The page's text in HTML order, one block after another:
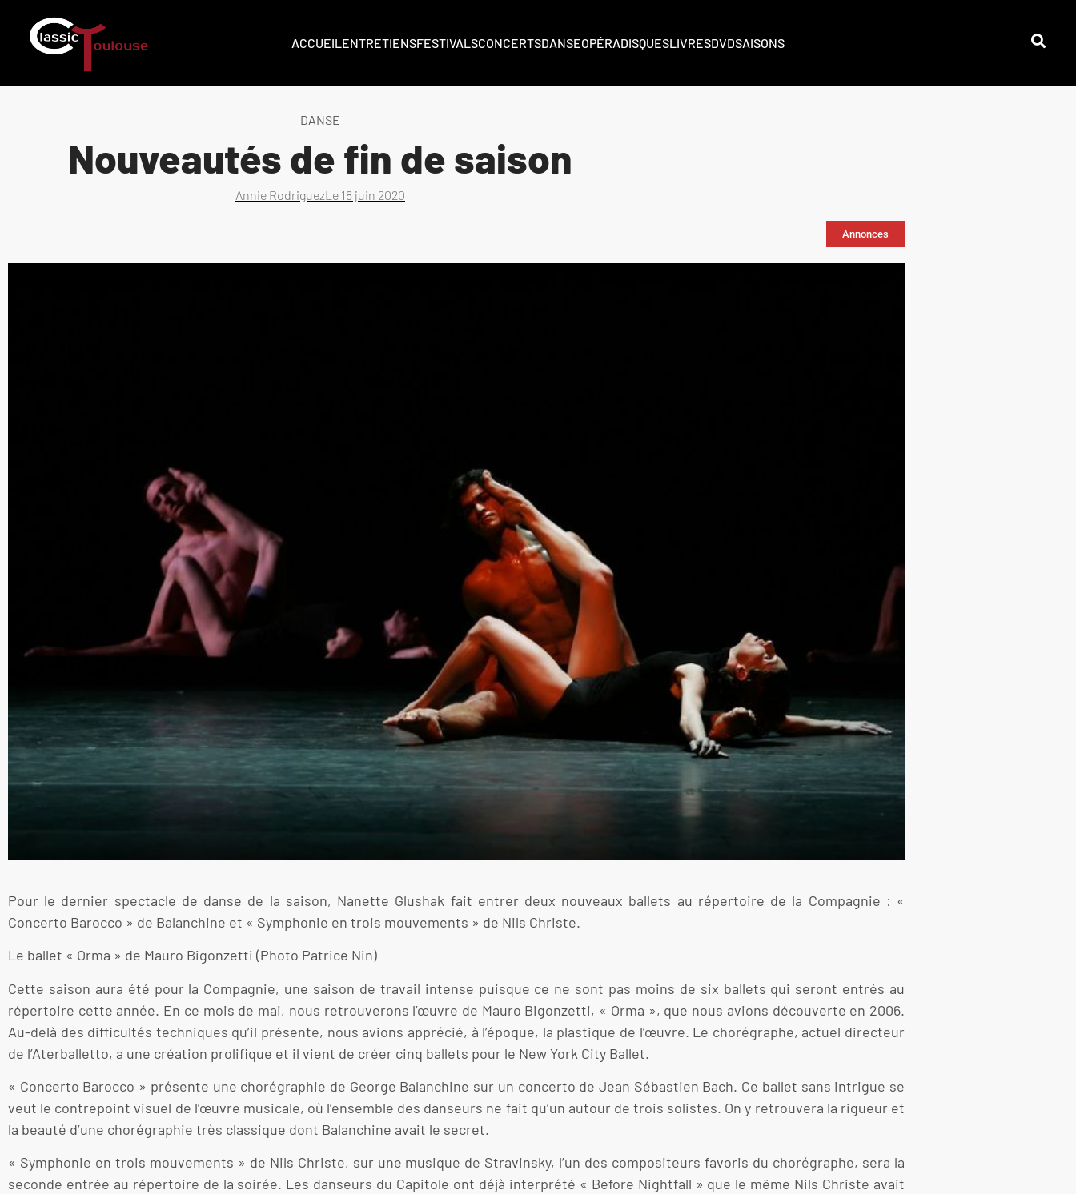
ACCUEILENTRETIENSFESTIVALSCONCERTSDANSEOPÉRADISQUESLIVRESDVDSAISONS
DANSE
Nouveautés de fin de saison
Annie RodriguezLe 18 juin 2020
Annonces
Pour le dernier spectacle de danse de la saison, Nanette Glushak fait entrer deux nouveaux ballets au répertoire de la Compagnie : «
Concerto Barocco » de Balanchine et « Symphonie en trois mouvements » de Nils Christe.
Le ballet « Orma » de Mauro Bigonzetti (Photo Patrice Nin)
Cette saison aura été pour la Compagnie, une saison de travail intense puisque ce ne sont pas moins de six ballets qui seront entrés au
répertoire cette année. En ce mois de mai, nous retrouverons l’œuvre de Mauro Bigonzetti, « Orma », que nous avions découverte en 2006.
Au-delà des difficultés techniques qu’il présente, nous avions apprécié, à l’époque, la plastique de l’œuvre. Le chorégraphe, actuel directeur
de l’Aterballetto, a une création prolifique et il vient de créer cinq ballets pour le New York City Ballet.
« Concerto Barocco » présente une chorégraphie de George Balanchine sur un concerto de Jean Sébastien Bach. Ce ballet sans intrigue se
veut le contrepoint visuel de l’œuvre musicale, où l’ensemble des danseurs ne fait qu’un autour de trois solistes. On y retrouvera la rigueur et
la beauté d’une chorégraphie très classique dont Balanchine avait le secret.
« Symphonie en trois mouvements » de Nils Christe, sur une musique de Stravinsky, l’un des compositeurs favoris du chorégraphe, sera la
seconde entrée au répertoire de la soirée. Les danseurs du Capitole ont déjà interprété « Before Nightfall » que le même Nils Christe avait